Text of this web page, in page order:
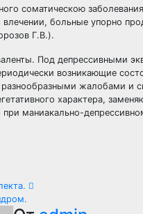
соматическою
влечении, больные упорно
Г.В.).
Под депрессивными
возникающие
разнообразными жалобами и
характера,
маниакально-